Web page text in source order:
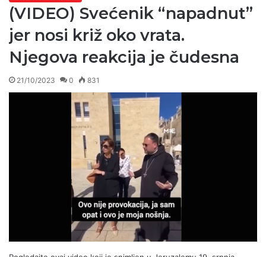
(VIDEO) Svećenik “napadnut”
jer nosi križ oko vrata.
Njegova reakcija je čudesna
21/10/2023 0 831